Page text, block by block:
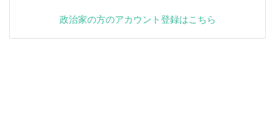
政治家の方のアカウント登録はこちら